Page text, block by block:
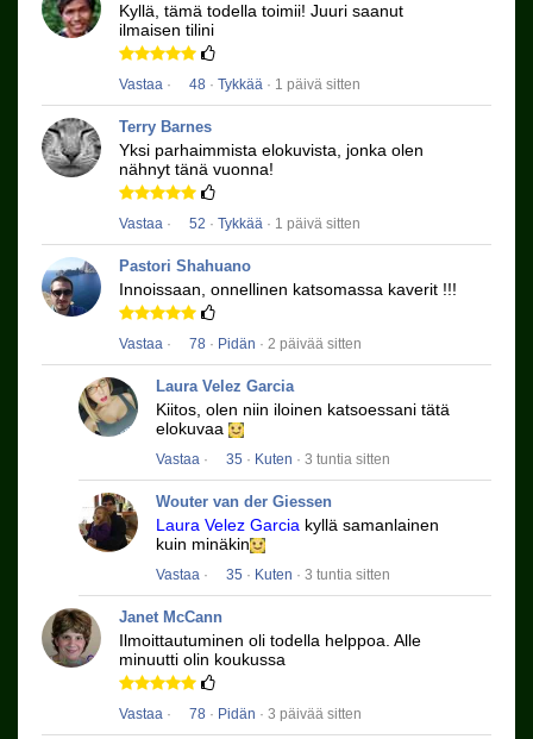
Kyllä, tämä todella toimii! Juuri saanut
ilmaisen tilini
Vastaa · 48 · Tykkää · 1 päivä sitten
Terry Barnes
Yksi parhaimmista elokuvista, jonka olen
nähnyt tänä vuonna!
Vastaa · 52 · Tykkää · 1 päivä sitten
Pastori Shahuano
Innoissaan, onnellinen katsomassa kaverit !!!
Vastaa · 78 · Pidän · 2 päivää sitten
Laura Velez Garcia
Kiitos, olen niin iloinen katsoessani tätä
elokuvaa
Vastaa · 35 · Kuten · 3 tuntia sitten
Wouter van der Giessen
Laura Velez Garcia kyllä ​​samanlainen
kuin minäkin
Vastaa · 35 · Kuten · 3 tuntia sitten
Janet McCann
Ilmoittautuminen oli todella helppoa. Alle
minuutti olin koukussa
Vastaa · 78 · Pidän · 3 päivää sitten